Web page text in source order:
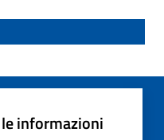
informazioni